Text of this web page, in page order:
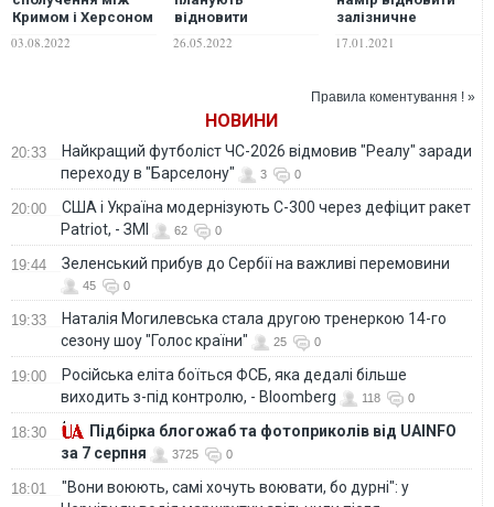
Кримом і Херсоном
залишиться
вразливим для
03.08.2022
відновити
залізничне
сполучення
26.05.2022
залізничне
сполучення із
територіями, що
Кримом
17.01.2021
Правила коментування ! »
НОВИНИ
20:33
Найкращий футболіст ЧС-2026 відмовив "Реалу" заради
переходу в "Барселону"
3 0
20:00
США і Україна модернізують С-300 через дефіцит ракет
Patriot, - ЗМІ
62 0
19:44 Зеленський прибув до Сербії на важливі перемовини
45 0
19:33
Наталія Могилевська стала другою тренеркою 14-го
сезону шоу "Голос країни"
25 0
19:00
Російська еліта боїться ФСБ, яка дедалі більше
виходить з-під контролю, - Bloomberg
118 0
18:30
Підбірка блогожаб та фотоприколів від UAINFO
за 7 серпня
3725 0
18:01
"Вони воюють, самі хочуть воювати, бо дурні": у